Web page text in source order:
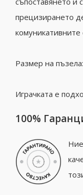
пpeцизиpaнето
комуникативните
Размер на
Играчката е
100%